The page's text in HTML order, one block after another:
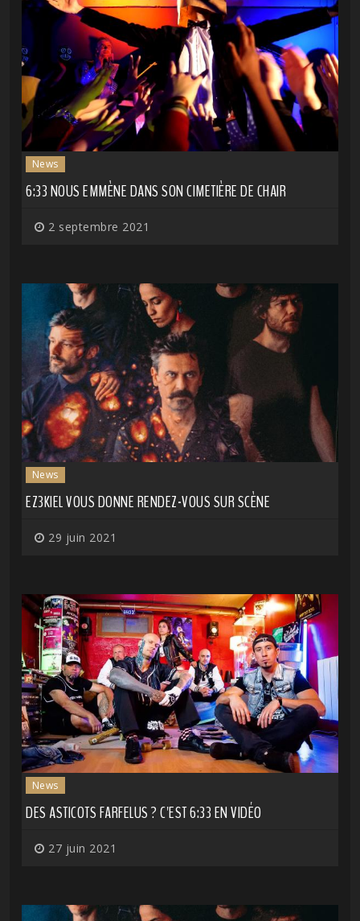
News
6:33 NOUS EMMÈNE DANS SON CIMETIÈRE DE CHAIR
2 septembre 2021
News
EZ3KIEL VOUS DONNE RENDEZ-VOUS SUR SCÈNE
29 juin 2021
News
DES ASTICOTS FARFELUS ? C'EST 6:33 EN VIDÉO
27 juin 2021